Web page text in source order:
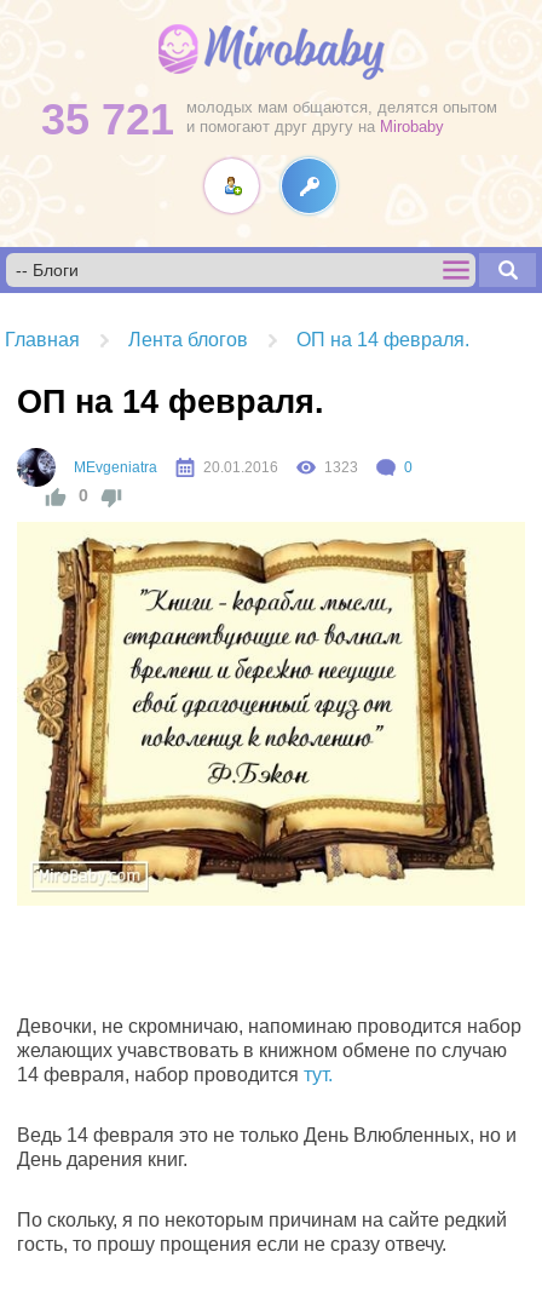
35 721
молодых мам общаются, делятся опытом
и помогают друг другу на Mirobaby
Главная Лента блогов ОП на 14 февраля.
ОП на 14 февраля.
MEvgeniatra 20.01.2016 1323 0
0
Девочки, не скромничаю, напоминаю проводится набор
желающих учавствовать в книжном обмене по случаю
14 февраля, набор проводится тут.
Ведь 14 февраля это не только День Влюбленных, но и
День дарения книг.
По скольку, я по некоторым причинам на сайте редкий
гость, то прошу прощения если не сразу отвечу.